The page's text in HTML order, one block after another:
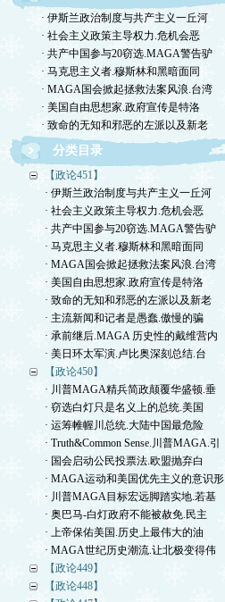
· 伊斯兰政治制度与共产主义一丘河
· 社会主义政策主导权力.危机会恶
· 共产中国参与20窃选.MAGA警告驴
· 马克思主义者.穆斯林和黑暗面同
· MAGA国会掀起拯救法案风浪.台湾
· 美国自由思想家.政府宣传是特洛
· 致命的无知和邪恶的左派以及新老
分类目录
【政论451】
· 伊斯兰政治制度与共产主义一丘河
· 社会主义政策主导权力.危机会恶
· 共产中国参与20窃选.MAGA警告驴
· 马克思主义者.穆斯林和黑暗面同
· MAGA国会掀起拯救法案风浪.台湾
· 美国自由思想家.政府宣传是特洛
· 致命的无知和邪恶的左派以及新老
· 主流新闻和记者是愚蠢.傲慢的骗
· 承前继后.MAGA 历史性的戴维营内
· 美日环太军演.卢比奥深刻总结.台
【政论450】
· 川普MAGA精兵简政颠覆华盛顿.垂
· 窃选白灯只是名义上的总统.美国
· 运筹帷幄川总统.大陆中国最危险
· Truth&Common Sense.川普MAGA.引
· 国会启动公民投票法.欧盟抛弃白
· MAGA运动和美国优先主义的意识形
· 川普MAGA目标宏远脚踏实地.若基
· 奥巴马-白灯政府不能被赦免.民主
· 上帝保佑美国.历史上最伟大的油
· MAGA世纪历史潮流.让北极变得伟
【政论449】
【政论448】